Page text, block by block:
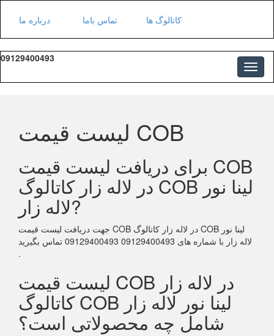
درباره ما تماس باما کاتالوگ ها
09129400493
لیست قیمت COB
برای دریافت لیست قیمت COB
در لاله زار کاتالوگ COB لینا نور
لاله زار?
جهت دریافت لیست قیمت COB در لاله زار کاتالوگ COB لینا نور
لاله زار با شماره های 09129400493 09129400493 تماس بگیرید
.
لیست قیمت COB در لاله زار
کاتالوگ COB لینا نور لاله زار
شامل چه محصولاتی است؟